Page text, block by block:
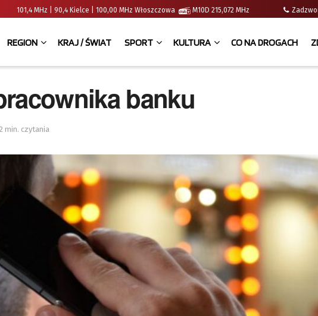
101,4 MHz | 90,4 Kielce | 100,00 MHz Włoszczowa M10D 215,072 MHz
REGION KRAJ / ŚWIAT SPORT KULTURA CO NA DROGACH
banku
2 min. czytania